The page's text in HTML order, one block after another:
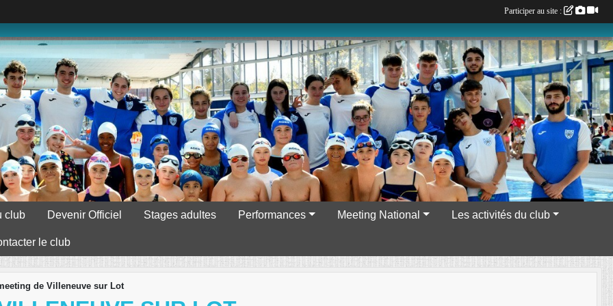
club Devenir Officiel Stages adultes Performances Meeting National Les activités du club
le club
de Villeneuve sur Lot
Participer au site :